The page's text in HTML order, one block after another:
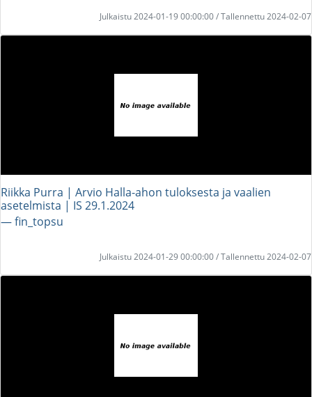
Julkaistu 2024-01-19 00:00:00 / Tallennettu 2024-02-07
Riikka Purra | Arvio Halla-ahon tuloksesta ja vaalien
asetelmista | IS 29.1.2024
― fin_topsu
Julkaistu 2024-01-29 00:00:00 / Tallennettu 2024-02-07